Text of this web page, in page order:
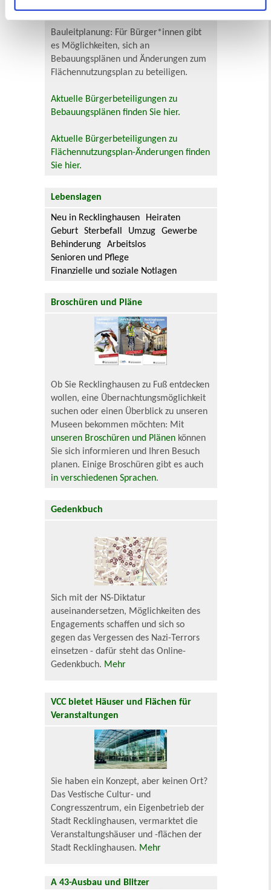
Bauleitplanung: Für Bürger*innen gibt
es Möglichkeiten, sich an
Bebauungsplänen und Änderungen zum
Flächennutzungsplan zu beteiligen.
Aktuelle Bürgerbeteiligungen zu
Bebauungsplänen finden Sie hier.
Aktuelle Bürgerbeteiligungen zu
Flächennutzungsplan-Änderungen finden
Sie hier.
Lebenslagen
Neu in Recklinghausen
Heiraten
Geburt
Sterbefall Umzug
Gewerbe
Behinderung
Arbeitslos
Senioren und Pflege
Finanzielle und soziale Notlagen
Broschüren und Pläne
Ob Sie Recklinghausen zu Fuß entdecken
wollen, eine Übernachtungsmöglichkeit
suchen oder einen Überblick zu unseren
Museen bekommen möchten: Mit
unseren Broschüren und Plänen können
Sie sich informieren und Ihren Besuch
planen. Einige Broschüren gibt es auch
in verschiedenen Sprachen.
Gedenkbuch
Sich mit der NS-Diktatur
auseinandersetzen, Möglichkeiten des
Engagements schaffen und sich so
gegen das Vergessen des Nazi-Terrors
einsetzen - dafür steht das Online-
Gedenkbuch. Mehr
VCC bietet Häuser und Flächen für
Veranstaltungen
Sie haben ein Konzept, aber keinen Ort?
Das Vestische Cultur- und
Congresszentrum, ein Eigenbetrieb der
Stadt Recklinghausen, vermarktet die
Veranstaltungshäuser und -flächen der
Stadt Recklinghausen. Mehr
A 43-Ausbau und Blitzer